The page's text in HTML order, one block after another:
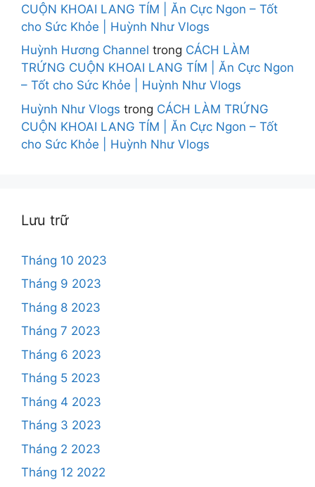
CUỘN KHOAI LANG TÍM | Ăn Cực Ngon – Tốt
cho Sức Khỏe | Huỳnh Như Vlogs
Huỳnh Hương Channel trong CÁCH LÀM
TRỨNG CUỘN KHOAI LANG TÍM | Ăn Cực Ngon
– Tốt cho Sức Khỏe | Huỳnh Như Vlogs
Huỳnh Như Vlogs trong CÁCH LÀM TRỨNG
CUỘN KHOAI LANG TÍM | Ăn Cực Ngon – Tốt
cho Sức Khỏe | Huỳnh Như Vlogs
Lưu trữ
Tháng 10 2023
Tháng 9 2023
Tháng 8 2023
Tháng 7 2023
Tháng 6 2023
Tháng 5 2023
Tháng 4 2023
Tháng 3 2023
Tháng 2 2023
Tháng 12 2022